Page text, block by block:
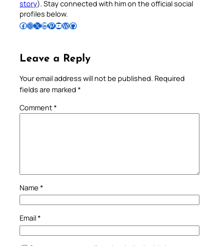
story). Stay connected with him on the official social
profiles below.
Follow Pradeep on Facebook Follow Pradeep on InstagramFollow Pradeep on X Follow Pradeep on LinkedIn Follow Pradeep on Pinterest Subscribe to Pradeep’s Youtube Channel Follow Pradeep on WordPress Follow Pradeep on GitHub
Leave a Reply
Your email address will not be published. Required
fields are marked *
Comment*
Name *
Email*